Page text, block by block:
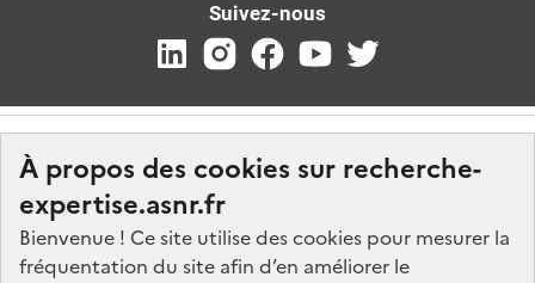
À propos des cookies sur recherche-
expertise.asnr.fr
Bienvenue ! Ce site utilise des cookies pour mesurer la
fréquentation du site afin d’en améliorer le
Suivez-nous
Nos marchés